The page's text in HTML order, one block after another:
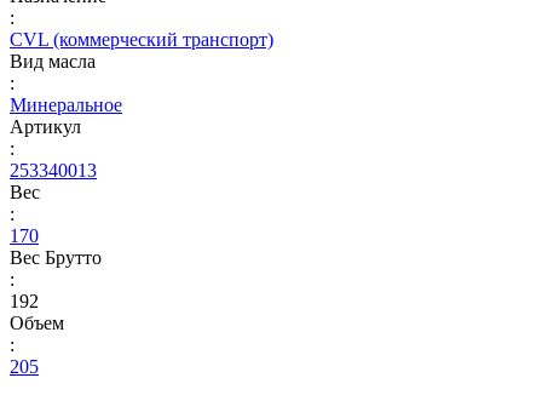
:
CVL (коммерческий транспорт)
Вид масла
:
Минеральное
Артикул
:
253340013
Вес
:
170
Вес Брутто
:
192
Объем
:
205